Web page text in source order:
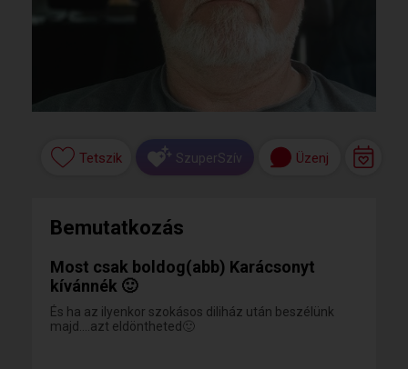
Tetszik SzuperSzív Üzenj
Bemutatkozás
Most csak boldog(abb) Karácsonyt
kívánnék 🙂
És ha az ilyenkor szokásos diliház után beszélünk
majd....azt eldöntheted🙂